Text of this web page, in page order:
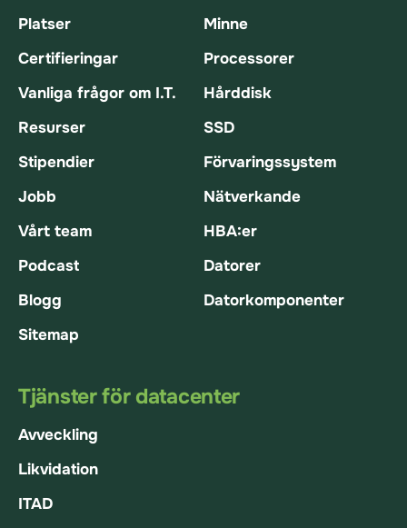
Platser
Certifieringar
Vanliga frågor om I.T.
Resurser
Stipendier
Jobb
Vårt team
Podcast
Blogg
Sitemap
Minne
Processorer
Hårddisk
SSD
Förvaringssystem
Nätverkande
HBA:er
Datorer
Datorkomponenter
Tjänster för datacenter
Avveckling
Likvidation
ITAD